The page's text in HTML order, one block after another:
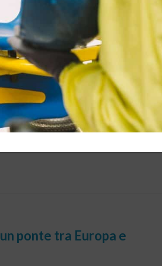
Mercato in Giappone,Eventi
a tavolaJMA rinnova dal 5 all’ 8
con la fiera asiatica del food &
da sempre partecipa seguitissima
della produzione e della distribuzione...
ponte tra Europa e